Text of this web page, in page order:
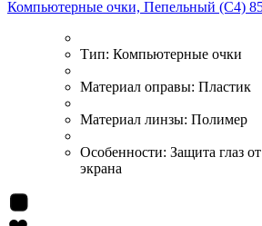
Компьютерные очки, Пепельный (C4)
Тип: Компьютерные очки
Материал оправы: Пластик
Материал линзы: Полимер
Особенности: Защита глаз
экрана